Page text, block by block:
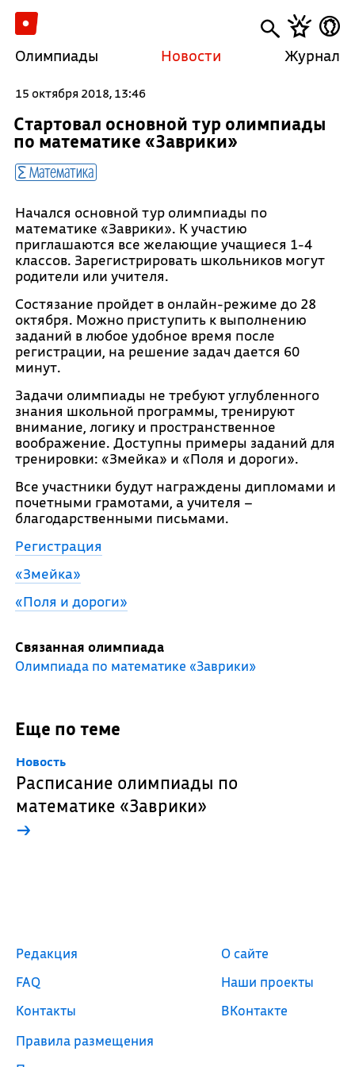
Олимпиады Новости Журнал
15 октября 2018, 13:46
Стартовал основной тур олимпиады
по математике «Заврики»
Математика
Начался основной тур олимпиады по
математике «Заврики». К участию
приглашаются все желающие учащиеся 1-4
классов. Зарегистрировать школьников могут
родители или учителя.
Состязание пройдет в онлайн-режиме до 28
октября. Можно приступить к выполнению
заданий в любое удобное время после
регистрации, на решение задач дается 60
минут.
Задачи олимпиады не требуют углубленного
знания школьной программы, тренируют
внимание, логику и пространственное
воображение. Доступны примеры заданий для
тренировки: «Змейка» и «Поля и дороги».
Все участники будут награждены дипломами и
почетными грамотами, а учителя –
благодарственными письмами.
Регистрация
«Змейка»
«Поля и дороги»
Связанная олимпиада
Олимпиада по математике «Заврики»
Еще по теме
Новость
Расписание олимпиады по
математике «Заврики»
→
Редакция
FAQ
Контакты
Правила размещения
О сайте
Наши проекты
ВКонтакте